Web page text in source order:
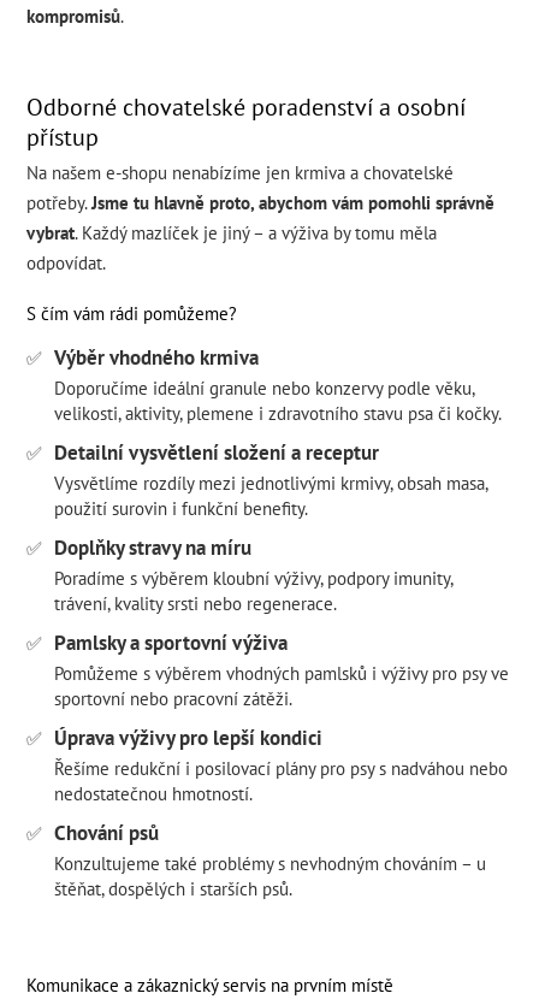
kompromisů.
Odborné chovatelské poradenství a osobní
přístup
Na našem e-shopu nenabízíme jen krmiva a chovatelské
potřeby.Jsme tu hlavně proto, abychom vám pomohli správně
vybrat. Každý mazlíček je jiný – a výživa by tomu měla
odpovídat.
S čím vám rádi pomůžeme?
✅ Výběr vhodného krmiva
Doporučíme ideální granule nebo konzervy podle věku,
velikosti, aktivity, plemene i zdravotního stavu psa či kočky.
✅ Detailní vysvětlení složení a receptur
Vysvětlíme rozdíly mezi jednotlivými krmivy, obsah masa,
použití surovin i funkční benefity.
✅ Doplňky stravy na míru
Poradíme s výběrem kloubní výživy, podpory imunity,
trávení, kvality srsti nebo regenerace.
✅ Pamlsky a sportovní výživa
Pomůžeme s výběrem vhodných pamlsků i výživy pro psy ve
sportovní nebo pracovní zátěži.
✅ Úprava výživy pro lepší kondici
Řešíme redukční i posilovací plány pro psy s nadváhou nebo
nedostatečnou hmotností.
✅ Chování psů
Konzultujeme také problémy s nevhodným chováním – u
štěňat, dospělých i starších psů.
Komunikace a zákaznický servis na prvním místě